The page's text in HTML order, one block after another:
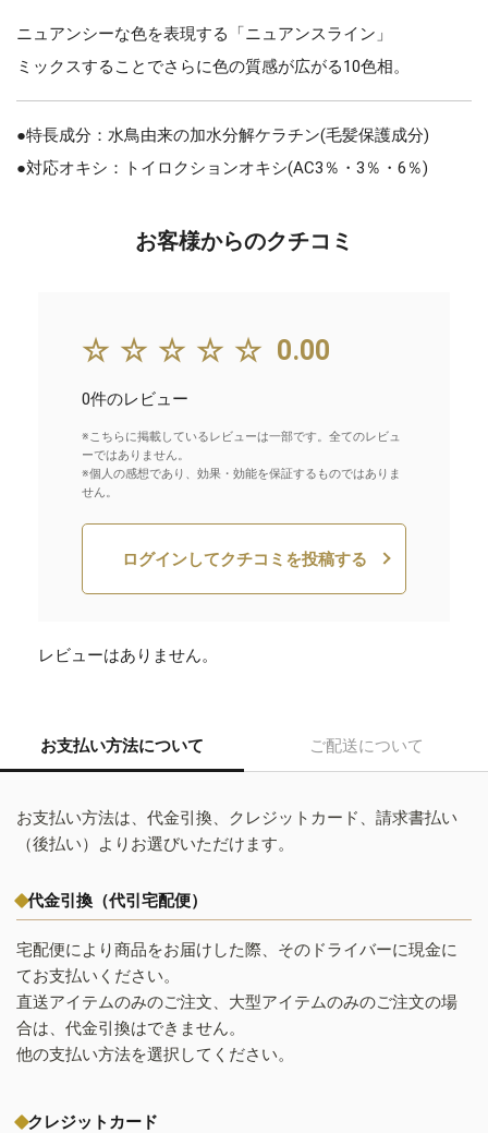
ニュアンシーな色を表現する「ニュアンスライン」
ミックスすることでさらに色の質感が広がる10色相。
●特長成分：水鳥由来の加水分解ケラチン(毛髪保護成分)
●対応オキシ：トイロクションオキシ(AC3％・3％・6％)
お客様からのクチコミ
☆☆☆☆☆ 0.00
0件のレビュー
※こちらに掲載しているレビューは一部です。全てのレビュ
ーではありません。
※個人の感想であり、効果・効能を保証するものではありま
せん。
ログインしてクチコミを投稿する
レビューはありません。
お支払い方法について ご配送について
お支払い方法は、代金引換、クレジットカード、請求書払い
（後払い）よりお選びいただけます。
代金引換（代引宅配便）
宅配便により商品をお届けした際、そのドライバーに現金に
てお支払いください。
直送アイテムのみのご注文、大型アイテムのみのご注文の場
合は、代金引換はできません。
他の支払い方法を選択してください。
クレジットカード